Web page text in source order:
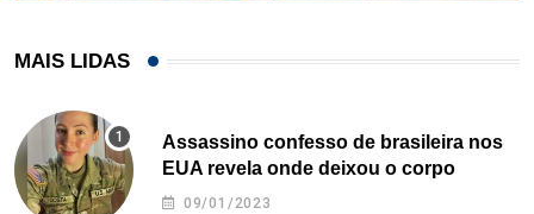
MAIS LIDAS
Assassino confesso de brasileira nos
EUA revela onde deixou o corpo
09/01/2023